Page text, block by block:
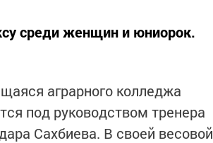
среди женщин и юниорок.
аграрного колледжа
под руководством тренера
Сахбиева. В своей весовой